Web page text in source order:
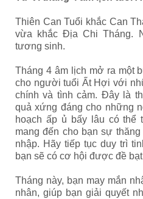
Thiên Can Tuổi khắc Can
vừa khắc Địa Chi Tháng.
tương sinh.
Tháng 4 âm lịch mở ra một
cho người tuổi Ất Hợi với
chính và tình cảm. Đây là
quả xứng đáng cho những
hoạch ấp ủ bấy lâu có thể
mang đến cho bạn sự
nhập. Hãy tiếp tục duy trì
bạn sẽ có cơ hội được đề
Tháng này, bạn may mắn
nhân, giúp bạn giải quyết